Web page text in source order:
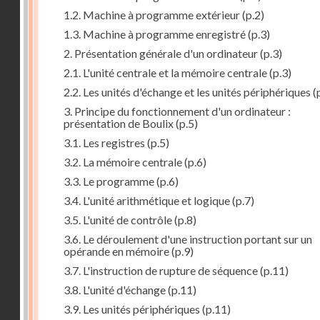
1.2. Machine à programme extérieur(p.2)
1.3. Machine à programme enregistré(p.3)
2. Présentation générale d'un ordinateur(p.3)
2.1. L'unité centrale et la mémoire centrale(p.3)
2.2. Les unités d'échange et les unités périphériques
3. Principe du fonctionnement d'un ordinateur :
présentation de Boulix(p.5)
3.1. Les registres (p.5)
3.2. La mémoire centrale(p.6)
3.3. Le programme(p.6)
3.4. L'unité arithmétique et logique(p.7)
3.5. L'unité de contrôle(p.8)
3.6. Le déroulement d'une instruction portant sur un
opérande en mémoire(p.9)
3.7. L'instruction de rupture de séquence(p.11)
3.8. L'unité d'échange(p.11)
3.9. Les unités périphériques (p.11)